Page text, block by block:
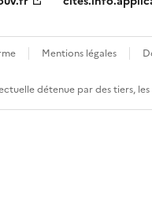
Mentions légales
détenue par des tiers,